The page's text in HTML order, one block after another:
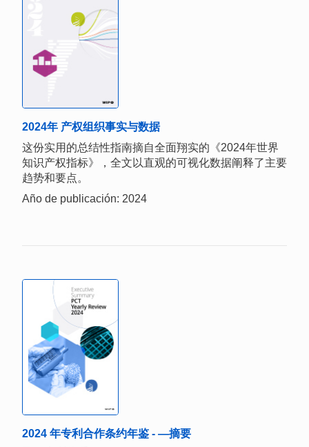
2024年 产权组织事实与数据
这份实用的总结性指南摘自全面翔实的《2024年世界
知识产权指标》，全文以直观的可视化数据阐释了主要
趋势和要点。
Año de publicación: 2024
2024 年专利合作条约年鉴 - —摘要